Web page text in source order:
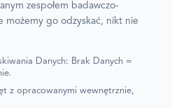
zespołem badawczo-
możemy go odzyskać, nikt nie
Danych: Brak Danych =
z opracowanymi wewnętrznie,